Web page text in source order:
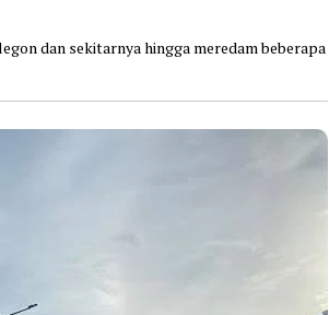
dan sekitarnya hingga meredam beberapa